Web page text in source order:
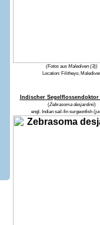
(Fotos aus Malediven (3))
Location: Filitheyo,
Indischer Segelflossendoktor
(Zebrasoma desjardinii)
engl. Indian sail-fin surgeonfish